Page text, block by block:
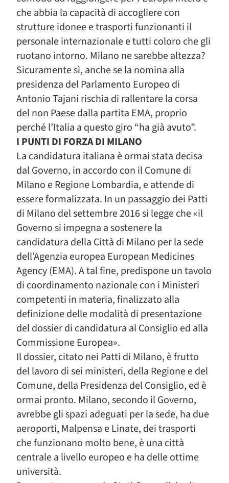
che abbia la capacità di accogliere con
strutture idonee e trasporti funzionanti il
personale internazionale e tutti coloro che gli
ruotano intorno. Milano ne sarebbe altezza?
Sicuramente sì, anche se la nomina alla
presidenza del Parlamento Europeo di
Antonio Tajani rischia di rallentare la corsa
del non Paese dalla partita EMA, proprio
perché l’Italia a questo giro “ha già avuto”.
I PUNTI DI FORZA DI MILANO
La candidatura italiana è ormai stata decisa
dal Governo, in accordo con il Comune di
Milano e Regione Lombardia, e attende di
essere formalizzata. In un passaggio dei Patti
di Milano del settembre 2016 si legge che «il
Governo si impegna a sostenere la
candidatura della Città di Milano per la sede
dell’Agenzia europea European Medicines
Agency (EMA). A tal fine, predispone un tavolo
di coordinamento nazionale con i Ministeri
competenti in materia, finalizzato alla
definizione delle modalità di presentazione
del dossier di candidatura al Consiglio ed alla
Commissione Europea».
Il dossier, citato nei Patti di Milano, è frutto
del lavoro di sei ministeri, della Regione e del
Comune, della Presidenza del Consiglio, ed è
ormai pronto. Milano, secondo il Governo,
avrebbe gli spazi adeguati per la sede, ha due
aeroporti, Malpensa e Linate, dei trasporti
che funzionano molto bene, è una città
centrale a livello europeo e ha delle ottime
università.